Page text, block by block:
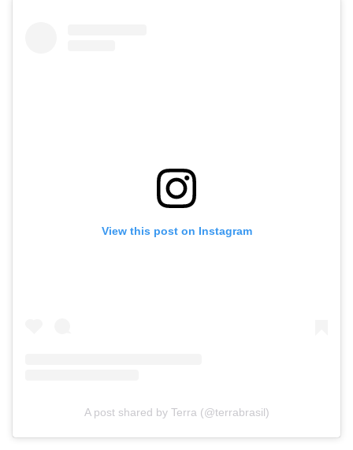
View this post on Instagram
A post shared by Terra (@terrabrasil)